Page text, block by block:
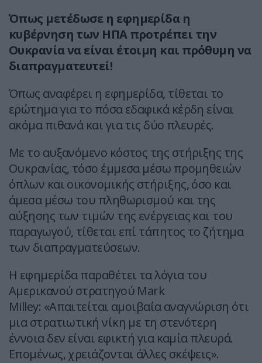
Όπως μετέδωσε η εφημερίδα η
κυβέρνηση των ΗΠΑ προτρέπει την
Ουκρανία να είναι έτοιμη και πρόθυμη να
διαπραγματευτεί!
Όπως αναφέρει η εφημερίδα, τίθεται το
ερώτημα για το πόσα εδαφικά κέρδη είναι
ακόμα πιθανά και για τις δύο πλευρές.
Με το αυξανόμενο κόστος της στήριξης της
Ουκρανίας, τόσο έμμεσα μέσω προμηθειών
όπλων και οικονομικής στήριξης, όσο και
άμεσα μέσω του πληθωρισμού και της
αύξησης των τιμών της ενέργειας και του
παραγωγού, τίθεται επί τάπητος το ζήτημα
των διαπραγματεύσεων.
Η εφημερίδα παραθέτει τα λόγια του
Αμερικανού στρατηγού Mark
Milley: «Απαιτείται αμοιβαία αναγνώριση ότι
μια στρατιωτική νίκη με τη στενότερη
έννοια δεν είναι εφικτή για καμία πλευρά.
Επομένως, χρειάζονται άλλες σκέψεις».